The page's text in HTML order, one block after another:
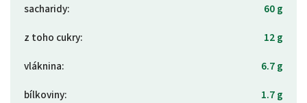
sacharidy:
60 g
z toho cukry:
12 g
vláknina:
6.7 g
bílkoviny:
1.7 g